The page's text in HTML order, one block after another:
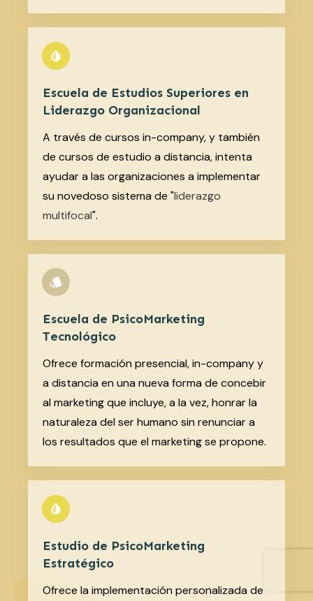
Escuela de Estudios Superiores en
Liderazgo Organizacional
A través de cursos in-company, y también
de cursos de estudio a distancia, intenta
ayudar a las organizaciones a implementar
su novedoso sistema de "liderazgo
multifocal".
Escuela de PsicoMarketing
Tecnológico
Ofrece formación presencial, in-company y
a distancia en una nueva forma de concebir
al marketing que incluye, a la vez, honrar la
naturaleza del ser humano sin renunciar a
los resultados que el marketing se propone.
Estudio de PsicoMarketing
Estratégico
Ofrece la implementación personalizada de